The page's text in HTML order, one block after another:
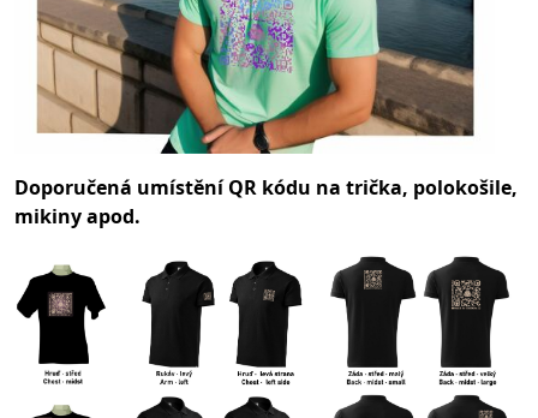
Doporučená umístění QR kódu na trička, polokošile,
mikiny apod.